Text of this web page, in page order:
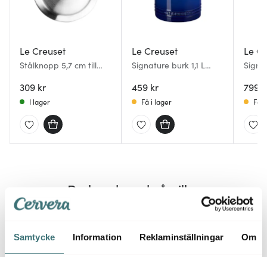
Samtycke Information Reklaminställningar Om
Le Creuset
Stålknopp 5,7 cm till
309 kr
I lager
Le Creuset
Signature burk 1,1 L
459 kr
Få i lager
Le
799
Få
Du kanske också gillar